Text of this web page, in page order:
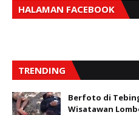
HALAMAN FACEBOOK
TRENDING
Berfoto di
Wisatawan